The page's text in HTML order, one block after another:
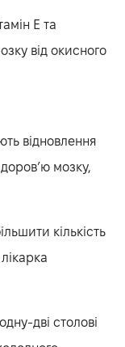
Е та
від окисного
відновлення
мозку,
кількість
дві столові